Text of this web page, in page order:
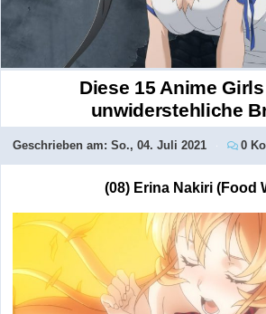
Diese 15 Anime
unwiderstehliche
Geschrieben am: So., 04. Juli 2021 0
(08) Erina Nakiri (Food